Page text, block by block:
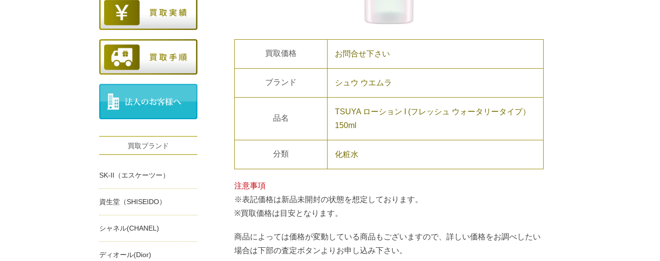
買取価格 お問合せ下さい
ブランド シュウ ウエムラ
品名
TSUYA ローション I (フレッシュ ウォータリータイプ）
150ml
分類 化粧水
注意事項
※表記価格は新品未開封の状態を想定しております。
※買取価格は目安となります。
商品によっては価格が変動している商品もございますので、詳しい価格をお調べしたい
場合は下部の査定ボタンよりお申し込み下さい。
買取ブランド
SK-II（エスケーツー）
資生堂（SHISEIDO）
シャネル(CHANEL)
ディオール(Dior)